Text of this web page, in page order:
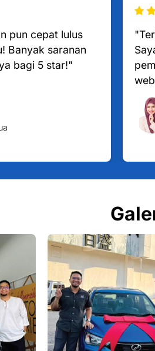
pun cepat lulus
Banyak saranan
bagi 5 star!"